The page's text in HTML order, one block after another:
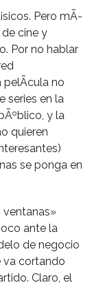
Pero mÃ­
cine y
Por no hablar
pelÃ­cula no
series en la
y la
quieren
se ponga en
ventanas»
ante la
de negocio
va cortando
Claro, el